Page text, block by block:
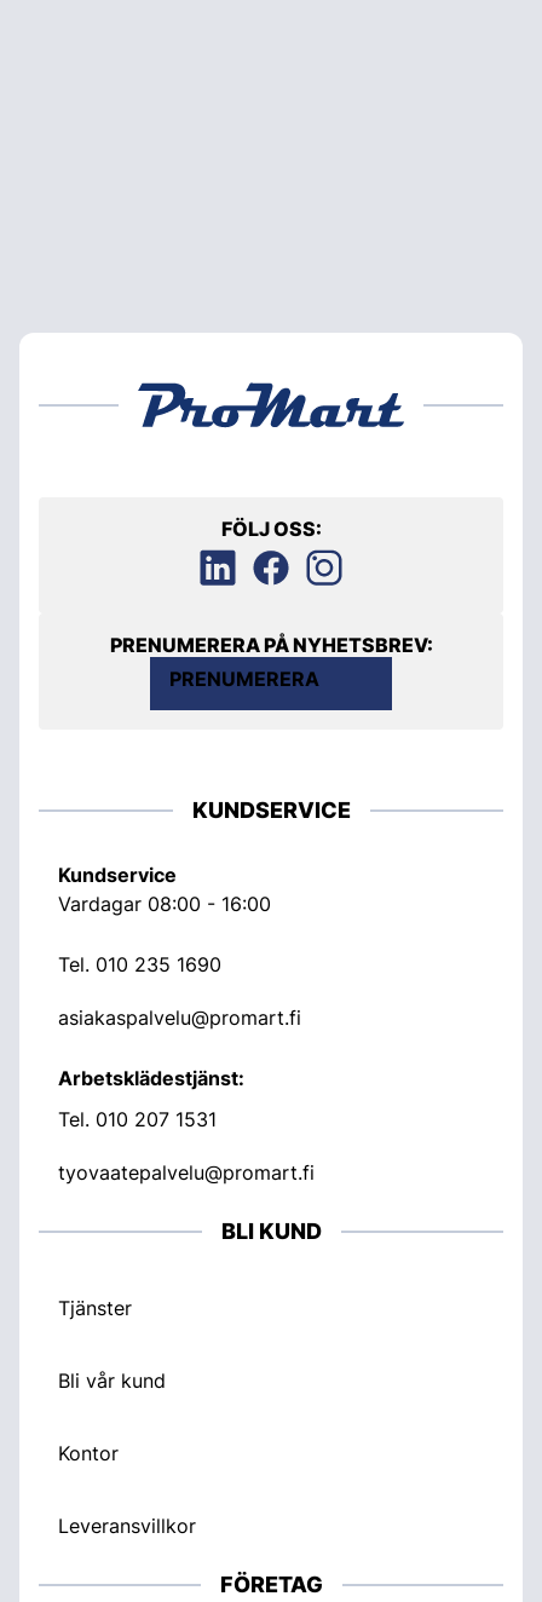
FÖLJ OSS:
PRENUMERERA PÅ NYHETSBREV:
PRENUMERERA
KUNDSERVICE
Kundservice
Vardagar 08:00 - 16:00
Tel. 010 235 1690
asiakaspalvelu@promart.fi
Arbetsklädestjänst:
Tel. 010 207 1531
tyovaatepalvelu@promart.fi
BLI KUND
Tjänster
Bli vår kund
Kontor
Leveransvillkor
FÖRETAG